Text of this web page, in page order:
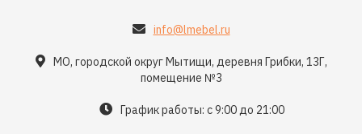
info@lmebel.ru
МО, городской округ Мытищи, деревня Грибки, 13Г,
помещение №3
График работы: с 9:00 до 21:00